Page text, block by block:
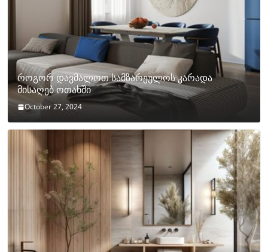
როგორ დავმალოთ სამზარეულოს კარადა
მისაღებ ოთახში
October 27, 2024